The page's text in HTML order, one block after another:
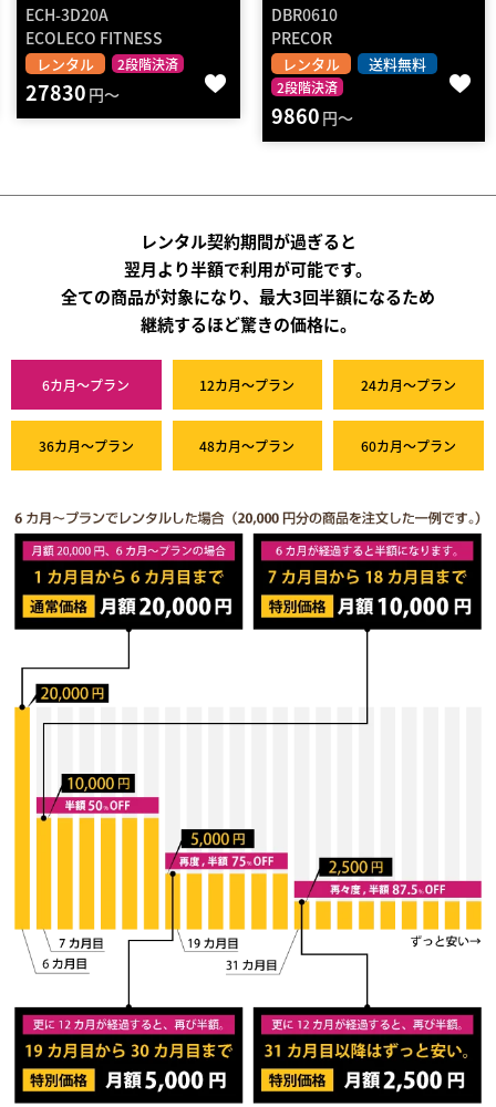
DBR0610
PRECOR
レンタル 送料無料
2段階決済
9860円～
KAWASTEEL
レンタル 2段階決済
8180円～
レンタル契約期間が過ぎると
翌月より半額で利用が可能です。
全ての商品が対象になり、最大3回半額になるため
継続するほど驚きの価格に。
6カ月～プラン 12カ月～プラン 24カ月～プラン
36カ月～プラン 48カ月～プラン 60カ月～プラン